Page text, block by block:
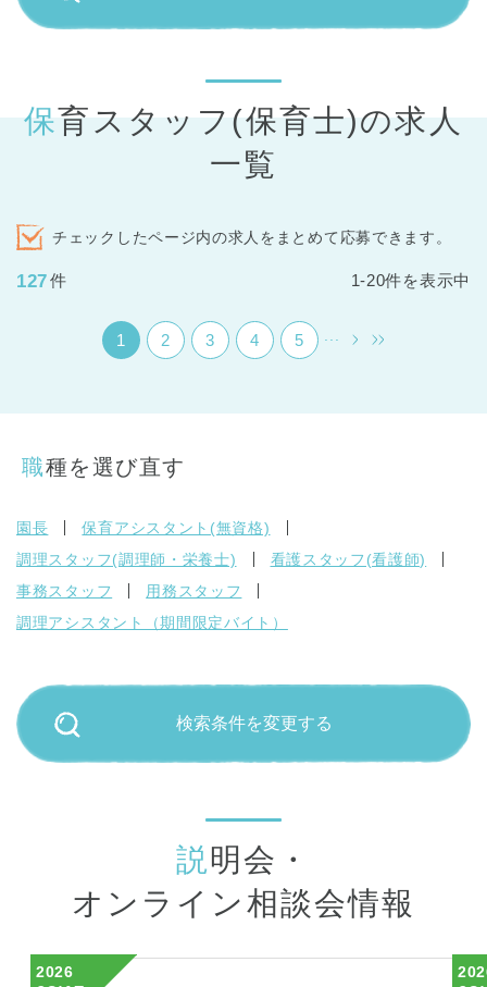
保育スタッフ(保育士)の求人
一覧
チェックしたページ内の求人をまとめて応募できます。
127件 1-20件を表示中
1 2 3 4 5
職種を選び直す
園長
保育アシスタント(無資格)
調理スタッフ(調理師・栄養士)
看護スタッフ(看護師)
事務スタッフ
用務スタッフ
調理アシスタント（期間限定バイト）
検索条件を変更する
説明会・
オンライン相談会情報
2026